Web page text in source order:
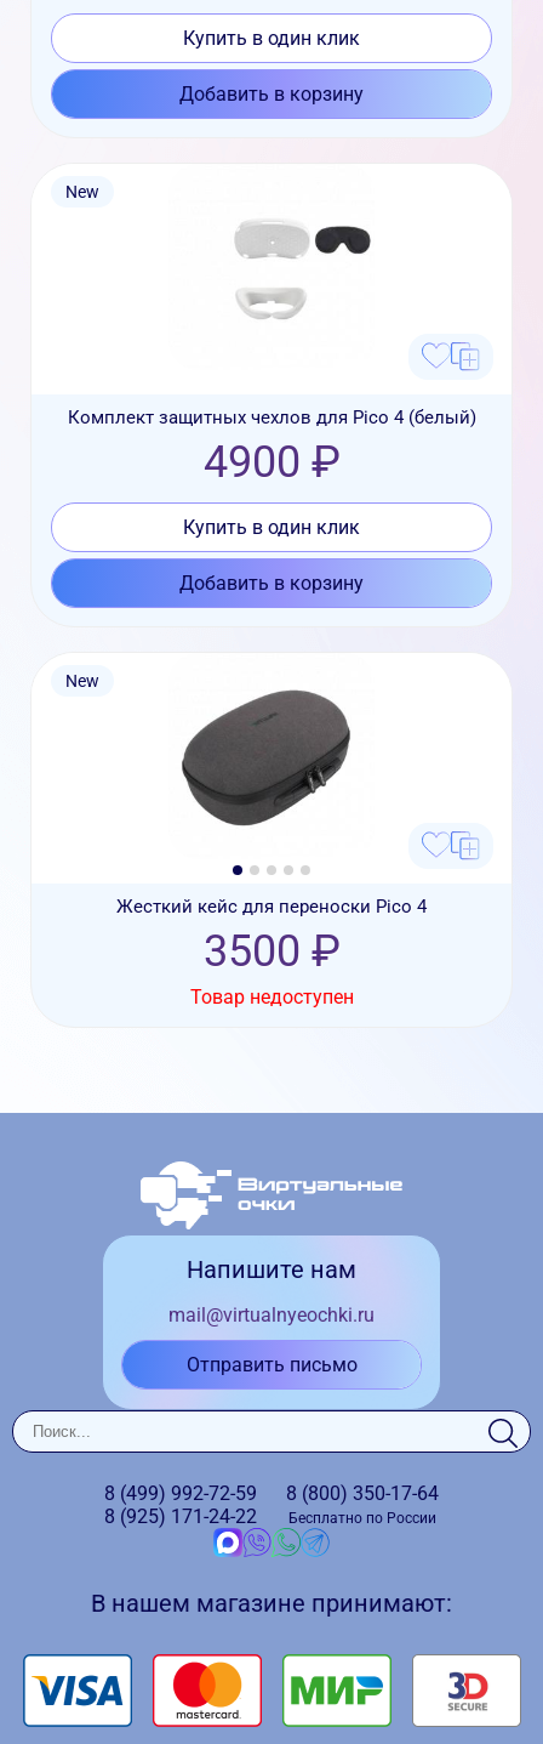
Купить в один клик
Добавить в корзину
New
Комплект защитных чехлов для Pico 4 (белый)
4900 ₽
Купить в один клик
Добавить в корзину
New
Жесткий кейс для переноски Pico 4
3500 ₽
Товар недоступен
Напишите нам
mail@virtualnyeochki.ru
Отправить письмо
8 (499) 992-72-59
8 (925) 171-24-22
8 (800) 350-17-64
Бесплатно по России
В нашем магазине принимают: